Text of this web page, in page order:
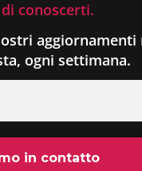
conoscerti.
aggiornamenti
ogni settimana.